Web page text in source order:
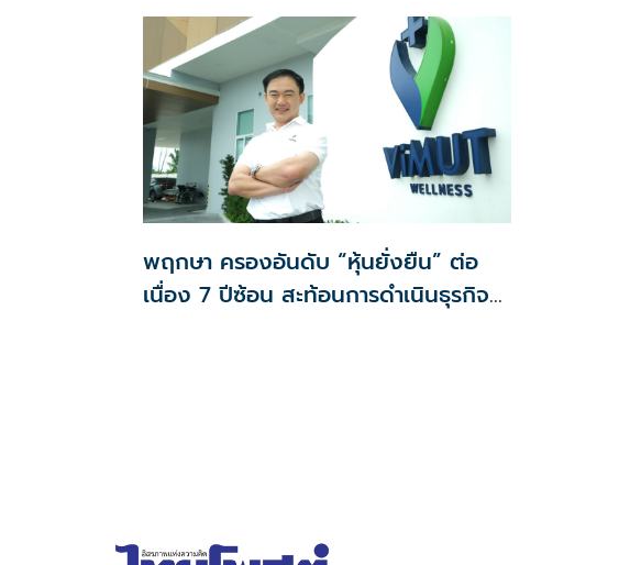
พฤกษา ครองอันดับ “หุ้นยั่งยืน” ต่อ
เนื่อง 7 ปีซ้อน สะท้อนการดำเนินธุรกิจ